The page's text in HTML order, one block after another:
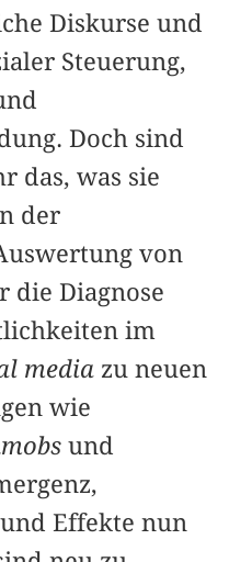
Diskurse und
Steuerung,
Doch sind
das, was sie
der
von
die Diagnose
im
media zu neuen
wie
und
Effekte nun